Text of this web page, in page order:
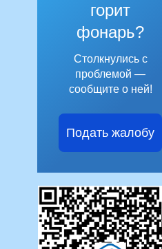
горит
фонарь?
Столкнулись с
проблемой —
сообщите о ней!
Подать жалобу